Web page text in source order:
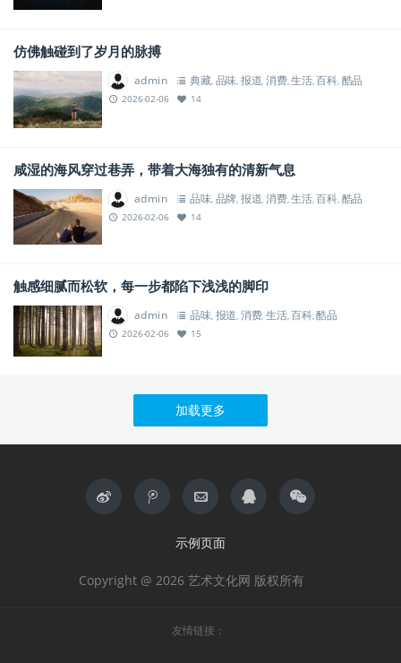
仿佛触碰到了岁月的脉搏
admin 典藏, 品味, 报道, 消费,生活,百科, 酷品
2026-02-06 14
咸湿的海风穿过巷弄，带着大海独有的清新气息
admin 品味, 品牌 报道 消费,生活,百科 酷品
2026-02-06 14
触感细腻而松软，每一步都陷下浅浅的脚印
admin 品味, 报道 消费, 生活,百科,酷品
2026-02-06 15
加载更多
示例页面
Copyright @ 2026 艺术文化网 版权所有
友情链接：